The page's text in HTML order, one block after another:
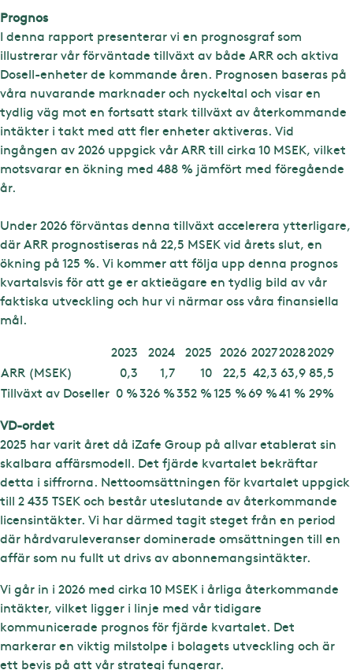
Prognos
I denna rapport presenterar vi en prognosgraf som
illustrerar vår förväntade tillväxt av både ARR och aktiva
Dosell-enheter de kommande åren. Prognosen baseras på
våra nuvarande marknader och nyckeltal och visar en
tydlig väg mot en fortsatt stark tillväxt av återkommande
intäkter i takt med att fler enheter aktiveras. Vid
ingången av 2026 uppgick vår ARR till cirka 10 MSEK, vilket
motsvarar en ökning med 488 % jämfört med föregående
år.
Under 2026 förväntas denna tillväxt accelerera ytterligare,
där ARR prognostiseras nå 22,5 MSEK vid årets slut, en
ökning på 125 %. Vi kommer att följa upp denna prognos
kvartalsvis för att ge er aktieägare en tydlig bild av vår
faktiska utveckling och hur vi närmar oss våra finansiella
mål.
2023
2024 2025 2026 202720282029
ARR (MSEK)
0,3 1,7 10 22,5 42,3 63,985,5
Tillväxt av Doseller 0 %326 %352 %125 %69 %41 % 29%
VD-ordet
2025 har varit året då iZafe Group på allvar etablerat sin
skalbara affärsmodell. Det fjärde kvartalet bekräftar
detta i siffrorna. Nettoomsättningen för kvartalet uppgick
till 2 435 TSEK och består uteslutande av återkommande
licensintäkter. Vi har därmed tagit steget från en period
där hårdvaruleveranser dominerade omsättningen till en
affär som nu fullt ut drivs av abonnemangsintäkter.
Vi går in i 2026 med cirka 10 MSEK i årliga återkommande
intäkter, vilket ligger i linje med vår tidigare
kommunicerade prognos för fjärde kvartalet. Det
markerar en viktig milstolpe i bolagets utveckling och är
ett bevis på att vår strategi fungerar.